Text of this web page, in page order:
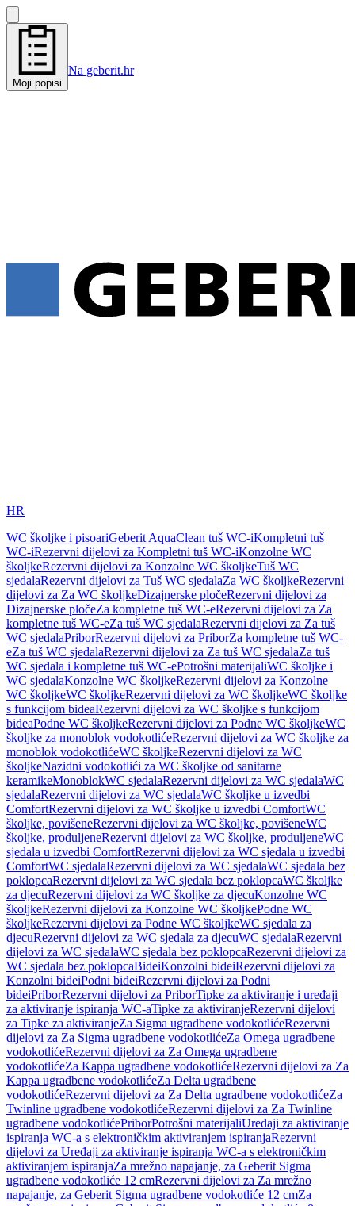
Moji popisi
Na geberit.hr
HR
WC školjke i pisoariGeberit AquaClean tuš WC-iKompletni tuš
WC-iRezervni dijelovi za Kompletni tuš WC-iKonzolne WC
školjkeRezervni dijelovi za Konzolne WC školjkeTuš WC
sjedalaRezervni dijelovi za Tuš WC sjedalaZa WC školjkeRezervni
dijelovi za Za WC školjkeDizajnerske pločeRezervni dijelovi za
Dizajnerske pločeZa kompletne tuš WC-eRezervni dijelovi za Za
kompletne tuš WC-eZa tuš WC sjedalaRezervni dijelovi za Za tuš
WC sjedalaPriborRezervni dijelovi za PriborZa kompletne tuš WC-
eZa tuš WC sjedalaRezervni dijelovi za Za tuš WC sjedalaZa tuš
WC sjedala i kompletne tuš WC-ePotrošni materijaliWC školjke i
WC sjedalaKonzolne WC školjkeRezervni dijelovi za Konzolne
WC školjkeWC školjkeRezervni dijelovi za WC školjkeWC školjke
s funkcijom bideaRezervni dijelovi za WC školjke s funkcijom
bideaPodne WC školjkeRezervni dijelovi za Podne WC školjkeWC
školjke za monoblok vodokotlićeRezervni dijelovi za WC školjke za
monoblok vodokotlićeWC školjkeRezervni dijelovi za WC
školjkeNazidni vodokotlići za WC školjke od sanitarne
keramikeMonoblokWC sjedalaRezervni dijelovi za WC sjedalaWC
sjedalaRezervni dijelovi za WC sjedalaWC školjke u izvedbi
ComfortRezervni dijelovi za WC školjke u izvedbi ComfortWC
školjke, povišeneRezervni dijelovi za WC školjke, povišeneWC
školjke, produljeneRezervni dijelovi za WC školjke, produljeneWC
sjedala u izvedbi ComfortRezervni dijelovi za WC sjedala u izvedbi
ComfortWC sjedalaRezervni dijelovi za WC sjedalaWC sjedala bez
poklopcaRezervni dijelovi za WC sjedala bez poklopcaWC školjke
za djecuRezervni dijelovi za WC školjke za djecuKonzolne WC
školjkeRezervni dijelovi za Konzolne WC školjkePodne WC
školjkeRezervni dijelovi za Podne WC školjkeWC sjedala za
djecuRezervni dijelovi za WC sjedala za djecuWC sjedalaRezervni
dijelovi za WC sjedalaWC sjedala bez poklopcaRezervni dijelovi za
WC sjedala bez poklopcaBideiKonzolni bideiRezervni dijelovi za
Konzolni bideiPodni bideiRezervni dijelovi za Podni
bideiPriborRezervni dijelovi za PriborTipke za aktiviranje i uređaji
za aktiviranje ispiranja WC-aTipke za aktiviranjeRezervni dijelovi
za Tipke za aktiviranjeZa Sigma ugradbene vodokotlićeRezervni
dijelovi za Za Sigma ugradbene vodokotlićeZa Omega ugradbene
vodokotlićeRezervni dijelovi za Za Omega ugradbene
vodokotlićeZa Kappa ugradbene vodokotlićeRezervni dijelovi za Za
Kappa ugradbene vodokotlićeZa Delta ugradbene
vodokotlićeRezervni dijelovi za Za Delta ugradbene vodokotlićeZa
Twinline ugradbene vodokotlićeRezervni dijelovi za Za Twinline
ugradbene vodokotlićePriborPotrošni materijaliUređaji za aktiviranje
ispiranja WC-a s elektroničkim aktiviranjem ispiranjaRezervni
dijelovi za Uređaji za aktiviranje ispiranja WC-a s elektroničkim
aktiviranjem ispiranjaZa mrežno napajanje, za Geberit Sigma
ugradbene vodokotliće 12 cmRezervni dijelovi za Za mrežno
napajanje, za Geberit Sigma ugradbene vodokotliće 12 cmZa